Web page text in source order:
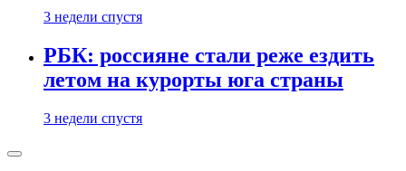
3 недели спустя
РБК: россияне стали реже ездить
летом на курорты юга страны
3 недели спустя